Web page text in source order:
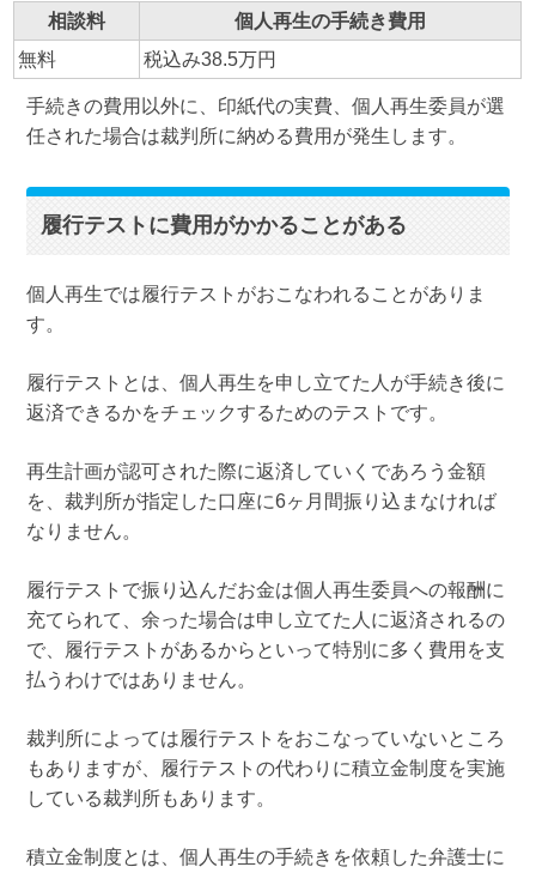
相談料
個人再生の手続き費用
無料
税込み38.5万円
手続きの費用以外に、印紙代の実費、個人再生委員が選
任された場合は裁判所に納める費用が発生します。
履行テストに費用がかかることがある
個人再生では履行テストがおこなわれることがありま
す。
履行テストとは、個人再生を申し立てた人が手続き後に
返済できるかをチェックするためのテストです。
再生計画が認可された際に返済していくであろう金額
を、裁判所が指定した口座に6ヶ月間振り込まなければ
なりません。
履行テストで振り込んだお金は個人再生委員への報酬に
充てられて、余った場合は申し立てた人に返済されるの
で、履行テストがあるからといって特別に多く費用を支
払うわけではありません。
裁判所によっては履行テストをおこなっていないところ
もありますが、履行テストの代わりに積立金制度を実施
している裁判所もあります。
積立金制度とは、個人再生の手続きを依頼した弁護士に